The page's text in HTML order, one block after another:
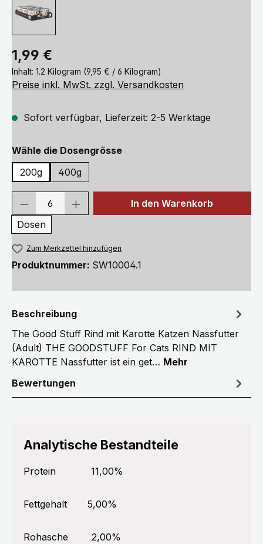
Regulärer Preis:
1,99 €
Inhalt: 1.2 Kilogram (9,95 € / 6 Kilogram)
Preise inkl. MwSt. zzgl. Versandkosten
Sofort verfügbar, Lieferzeit: 2-5 Werktage
Wähle die Dosengrösseauswählen
200g
400g
Produkt Anzahl: Gib den
Dosen
In den Warenkorb
Zum Merkzettel hinzufügen
Produktnummer: SW10004.1
Beschreibung
The Good Stuff Rind mit Karotte Katzen Nassfutter
(Adult) THE GOODSTUFF For Cats RIND MIT
KAROTTE Nassfutter ist ein get… Mehr
Bewertungen
Analytische Bestandteile
Protein 11,00%
Fettgehalt 5,00%
Rohasche 2,00%